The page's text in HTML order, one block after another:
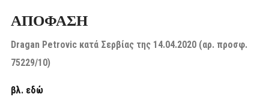
ΑΠΟΦΑΣΗ
Dragan Petrovic κατά Σερβίας της 14.04.2020 (αρ. προσφ.
75229/10)
βλ. εδώ